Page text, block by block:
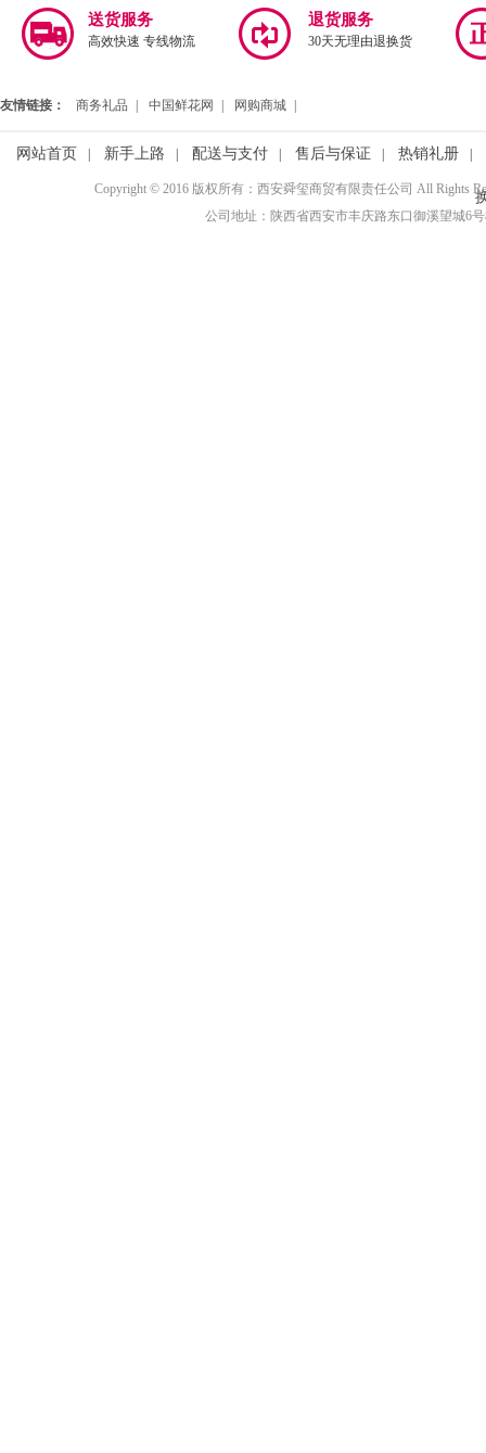
送货服务
高效快速 专线物流
退货服务
30天无理由退换货
友情链接： 商务礼品 中国鲜花网 网购商城
网站首页 新手上路 配送与支付 售后与保证 热销礼册
Copyright © 2016 版权所有：西安舜玺商贸有限责任公司 All Rights
公司地址：陕西省西安市丰庆路东口御溪望城6号